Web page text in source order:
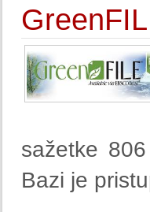
sažetke
Bazi je